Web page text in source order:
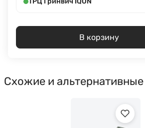
В корзину
Схожие и